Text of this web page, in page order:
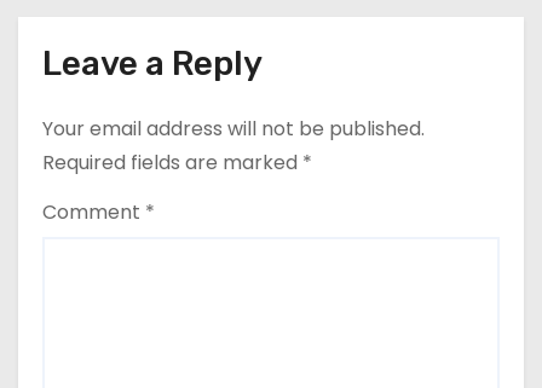
n
Leave a Reply
Your email address will not be published.
Required fields are marked *
Comment *